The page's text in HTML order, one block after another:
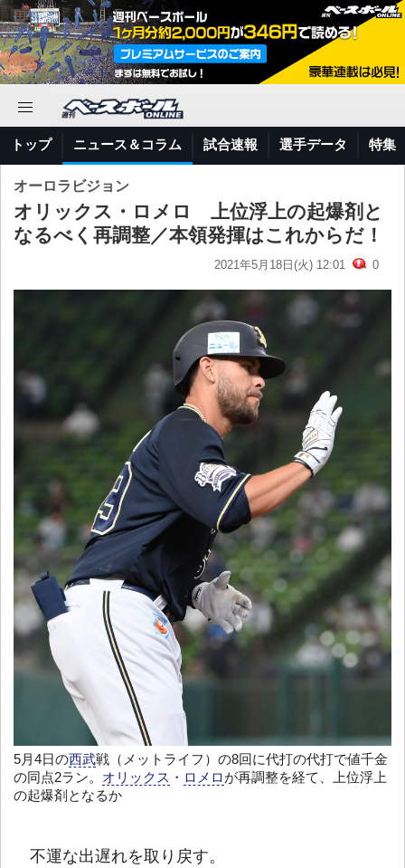
トップ ニュース＆コラム 試合速報 選手データ 特集
オーロラビジョン
オリックス・ロメロ 上位浮上の起爆剤と
なるべく再調整／本領発揮はこれからだ！
2021年5月18日(火) 12:01 0
5月4日の西武戦（メットライフ）の8回に代打の代打で値千金
の同点2ラン。 オリックス ・ ロメロが再調整を経て、上位浮上
の起爆剤となるか
不運な出遅れを取り戻す。